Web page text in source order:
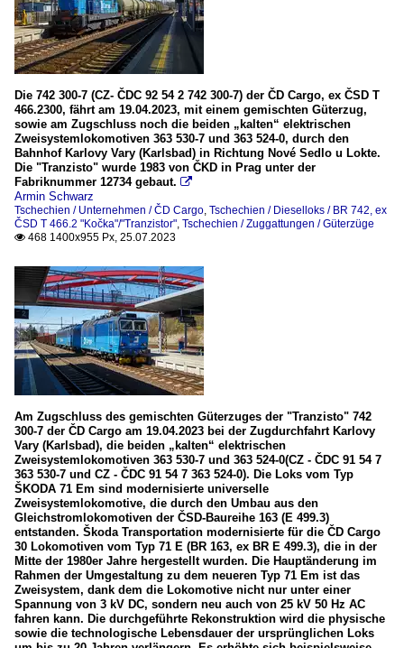
IDS Cargo a.s. (Olomouc / Olmütz)
ORLEN Unipetrol Doprava s.r.o. (UNIDO)
RML - RM LINES a.s., Sokolov (SPEDICA Gruppe)
Ungarn
Unternehmen
CER Cargo
_Spezifikationen von Triebfahrzeugen
Slowakei
Triebfahrzeuge
Tschechien
E-Loks
Die 742 300-7 (CZ- ČDC 92 54 2 742 300-7) der ČD Cargo, ex ČSD T
466.2300, fährt am 19.04.2023, mit einem gemischten Güterzug,
sowie am Zugschluss noch die beiden „kalten“ elektrischen
Zweisystemlokomotiven 363 530-7 und 363 524-0, durch den
Bahnhof Karlovy Vary (Karlsbad) in Richtung Nové Sedlo u Lokte.
Die "Tranzisto" wurde 1983 von ČKD in Prag unter der
Fabriknummer 12734 gebaut. 
Armin Schwarz
Tschechien / Unternehmen / ČD Cargo, Tschechien / Dieselloks / BR 742, ex
ČSD T 466.2 "Kočka"/"Tranzistor", Tschechien / Zuggattungen / Güterzüge
 468 1400x955 Px, 25.07.2023
Am Zugschluss des gemischten Güterzuges der "Tranzisto" 742
300-7 der ČD Cargo am 19.04.2023 bei der Zugdurchfahrt Karlovy
Vary (Karlsbad), die beiden „kalten“ elektrischen
Zweisystemlokomotiven 363 530-7 und 363 524-0(CZ - ČDC 91 54 7
363 530-7 und CZ - ČDC 91 54 7 363 524-0). Die Loks vom Typ
ŠKODA 71 Em sind modernisierte universelle
Zweisystemlokomotive, die durch den Umbau aus den
Gleichstromlokomotiven der ČSD-Baureihe 163 (E 499.3)
entstanden. Škoda Transportation modernisierte für die ČD Cargo
30 Lokomotiven vom Typ 71 E (BR 163, ex BR E 499.3), die in der
Mitte der 1980er Jahre hergestellt wurden. Die Hauptänderung im
Rahmen der Umgestaltung zu dem neueren Typ 71 Em ist das
Zweisystem, dank dem die Lokomotive nicht nur unter einer
Spannung von 3 kV DC, sondern neu auch von 25 kV 50 Hz AC
fahren kann. Die durchgeführte Rekonstruktion wird die physische
sowie die technologische Lebensdauer der ursprünglichen Loks